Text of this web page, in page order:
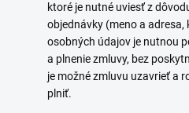
ktoré je nutné uviesť z
objednávky (meno a
osobných údajov je nutnou
a plnenie zmluvy, bez
je možné zmluvu uzavrieť a
plniť.